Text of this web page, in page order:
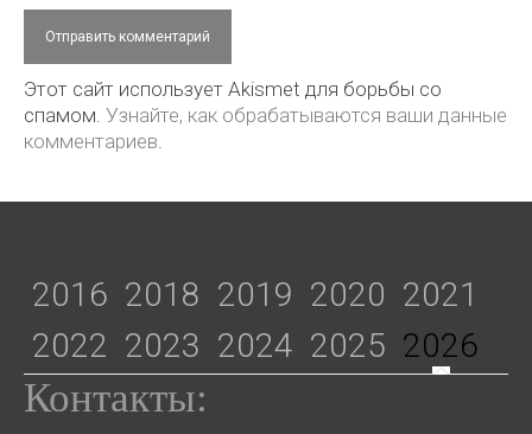
Этот сайт использует Akismet для борьбы со
спамом. Узнайте, как обрабатываются ваши данные
комментариев.
2016 2018 2019 2020 2021
2022 2023 2024 2025 2026
Контакты: